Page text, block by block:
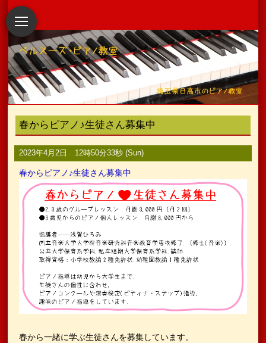
春からピアノ♪生徒さん募集中
2023年4月2日 12時50分33秒 (Sun)
春からピアノ♪生徒さん募集中
春から一緒に学ぶ生徒さんを募集しています。